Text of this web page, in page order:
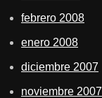
febrero 2008
enero 2008
diciembre 2007
noviembre 2007